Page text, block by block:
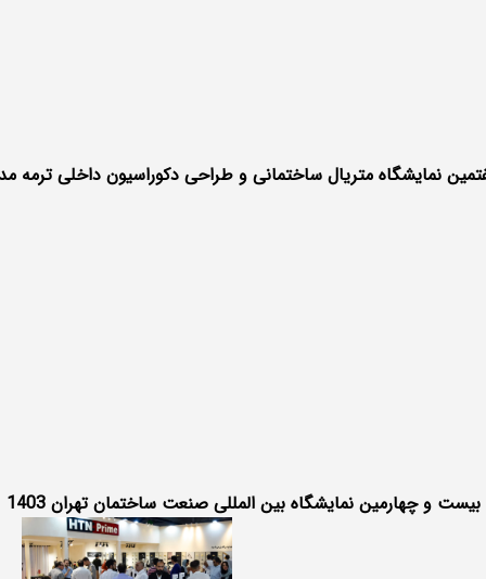
نمایشگاه متریال ساختمانی و طراحی دکوراسیون داخلی ترمه
بیست و چهارمین نمایشگاه بین المللی صنعت ساختمان تهران 1403